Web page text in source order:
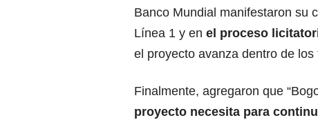
Banco Mundial manifestaron su
Línea 1 y en el proceso
el proyecto avanza dentro de
Finalmente, agregaron que
proyecto necesita para